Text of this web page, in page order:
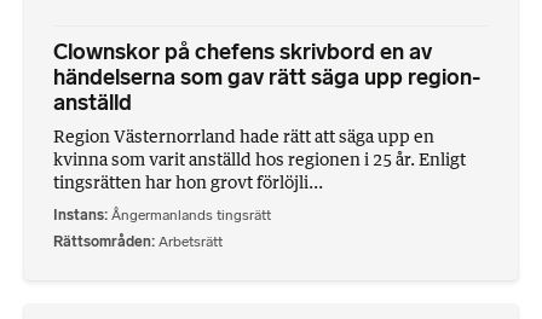
Clownskor på chefens skrivbord en av
händelserna som gav rätt säga upp region-
anställd
Region Västernorrland hade rätt att säga upp en
kvinna som varit anställd hos regionen i 25 år. Enligt
tingsrätten har hon grovt förlöjli...
Instans Ångermanlands tingsrätt
Rättsområden Arbetsrätt